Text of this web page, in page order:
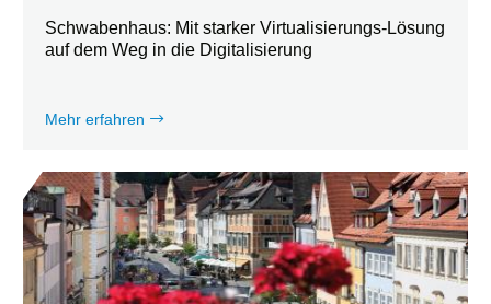
Schwabenhaus: Mit starker Virtualisierungs-Lösung
auf dem Weg in die Digitalisierung
Mehr erfahren